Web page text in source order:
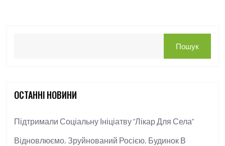
Пошук
ОСТАННІ НОВИНИ
Підтримали Соціальну Ініціатву “Лікар Для Села”
Відновлюємо, Зруйнований Росією, Будинок В